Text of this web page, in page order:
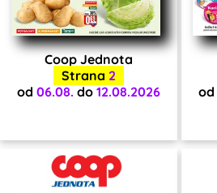
Coop Jednota
Strana 2
od 06.08. do 12.08.2026
od